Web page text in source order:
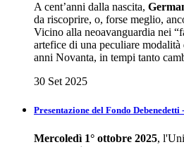
A cent’anni dalla nascita,
da riscoprire, o, forse meglio,
Vicino alla neoavanguardia nei
artefice di una peculiare
anni Novanta, in tempi tanto
30 Set 2025
Presentazione del Fondo Debenedetti
Mercoledì 1° ottobre 2025,